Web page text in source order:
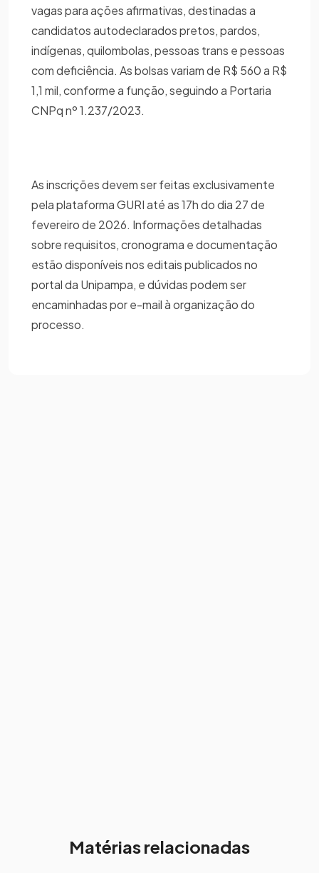
vagas para ações afirmativas, destinadas a
candidatos autodeclarados pretos, pardos,
indígenas, quilombolas, pessoas trans e pessoas
com deficiência. As bolsas variam de R$ 560 a R$
1,1 mil, conforme a função, seguindo a Portaria
CNPq nº 1.237/2023.
As inscrições devem ser feitas exclusivamente
pela plataforma GURI até as 17h do dia 27 de
fevereiro de 2026. Informações detalhadas
sobre requisitos, cronograma e documentação
estão disponíveis nos editais publicados no
portal da Unipampa, e dúvidas podem ser
encaminhadas por e-mail à organização do
processo.
Matérias relacionadas